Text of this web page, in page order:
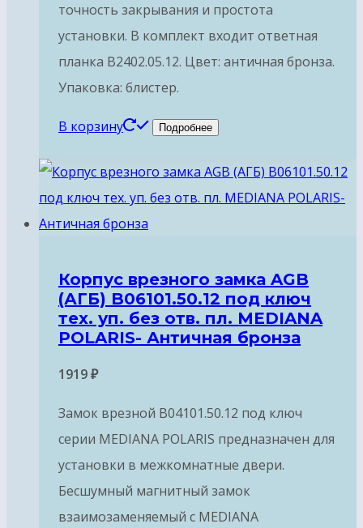
точность закрывания и простота
установки. В комплект входит ответная
планка B2402.05.12. Цвет: античная бронза.
Упаковка: блистер.
В корзину Подробнее
Корпус врезного замка AGB
(АГБ) B06101.50.12 под ключ
тех. уп. без отв. пл. MEDIANA
POLARIS- Античная бронза
1919₽
Замок врезной B04101.50.12 под ключ
серии MEDIANA POLARIS предназначен для
установки в межкомнатные двери.
Бесшумный магнитный замок
взаимозаменяемый с MEDIANA